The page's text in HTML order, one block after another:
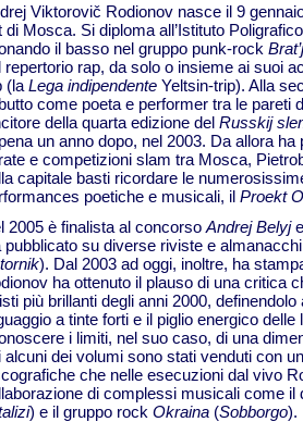
Viktorovič Rodionov nasce il 9
di Mosca. Si diploma all’Istituto
il basso nel gruppo punk-rock
repertorio rap, da solo o insieme ai suoi
(la Lega indipendente Yeltsin-trip). Alla
come poeta e performer tra le pareti
della quarta edizione del Russkij
un anno dopo, nel 2003. Da allora
e competizioni slam tra Mosca,
capitale basti ricordare le
poetiche e musicali, il Proekt
2005 è finalista al concorso Andrej Belyj
pubblicato su diverse riviste e
). Dal 2003 ad oggi, inoltre, ha
ha ottenuto il plauso di una critica
più brillanti degli anni 2000,
a tinte forti e il piglio energico
i limiti, nel suo caso, di una
alcuni dei volumi sono stati venduti con
che nelle esecuzioni dal vivo
di complessi musicali come il
) e il gruppo rock Okraina (Sobborgo).